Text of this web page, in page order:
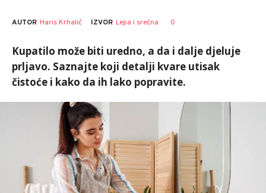
AUTOR Haris Krhalić IZVOR Lepa i srećna 0
Kupatilo može biti uredno, a da i dalje djeluje
prljavo. Saznajte koji detalji kvare utisak
čistoće i kako da ih lako popravite.